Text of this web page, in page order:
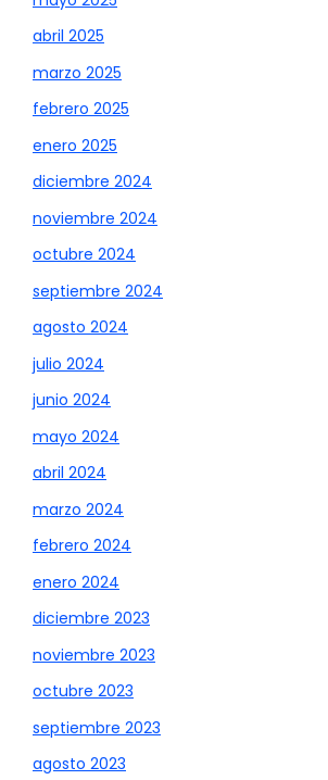
abril 2025
marzo 2025
febrero 2025
enero 2025
diciembre 2024
noviembre 2024
octubre 2024
septiembre 2024
agosto 2024
julio 2024
junio 2024
mayo 2024
abril 2024
marzo 2024
febrero 2024
enero 2024
diciembre 2023
noviembre 2023
octubre 2023
septiembre 2023
agosto 2023